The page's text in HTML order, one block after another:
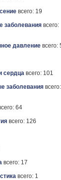
всего: 19
заболевания всего:
давление всего:
сердца всего: 101
заболевания всего:
64
всего: 126
всего: 17
всего: 1